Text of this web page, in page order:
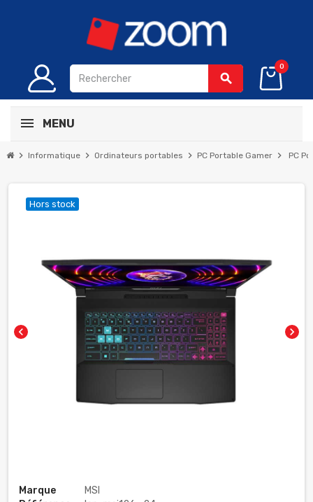
search
0
MENU
chevron_right Informatique chevron_right Ordinateurs portables chevron_right PC Portable Gamer chevron_right PC
chevron_left chevron_right
Hors stock
Marque
MSI